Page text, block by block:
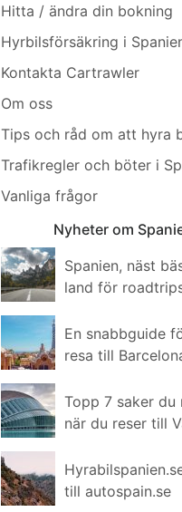
Hitta / ändra din bokning
Hyrbilsförsäkring i
Kontakta Cartrawler
Om oss
Tips och råd om att hyra
Trafikregler och böter i
Vanliga frågor
Nyheter om
Spanien, näst
land för
En snabbguide
resa till
Topp 7 saker du
när du reser till
till autospain.se